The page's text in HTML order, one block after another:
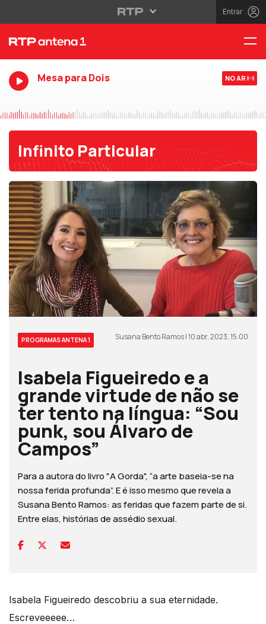
Entrar
Mesa para Dois NO AR
Infinito Particular
PROGRAMAS ANTENA 1 Susana Bento Ramos | 10 abr, 2023, 15:00
Isabela Figueiredo e a
grande virtude de não se
ter tento na língua: “Sou
punk, sou Álvaro de
Campos”
Para a autora do livro "A Gorda", “a arte baseia-se na
nossa ferida profunda”. E é isso mesmo que revela a
Susana Bento Ramos: as feridas que fazem parte de si.
Entre elas, histórias de assédio sexual.
Isabela Figueiredo descobriu a sua eternidade.
Escreveeeee…